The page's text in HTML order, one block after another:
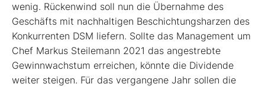
wenig. Rückenwind soll nun die Übernahme des
Geschäfts mit nachhaltigen Beschichtungsharzen des
Konkurrenten DSM liefern. Sollte das Management um
Chef Markus Steilemann 2021 das angestrebte
Gewinnwachstum erreichen, könnte die Dividende
weiter steigen. Für das vergangene Jahr sollen die